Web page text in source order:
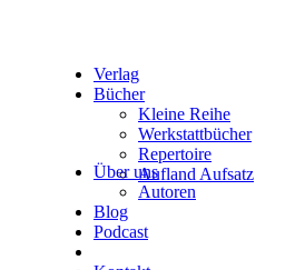
Verlag
Bücher
Kleine Reihe
Werkstattbücher
Repertoire
Aufland Aufsatz
Über uns
Autoren
Blog
Podcast